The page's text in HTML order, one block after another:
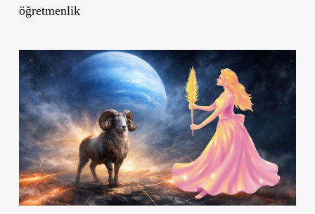
öğretmenlik